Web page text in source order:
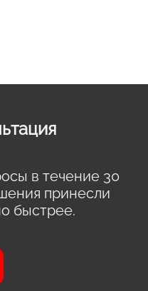
в течение 30
принесли
быстрее.